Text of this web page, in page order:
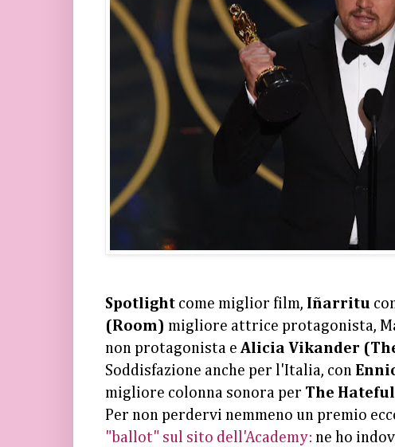
Spotlight come miglior film, Iñarritu
(Room) migliore attrice protagonista, M
non protagonista eAlicia Vikander
Soddisfazione anche per l'Italia, con
migliore colonna sonora per The
Per non perdervi nemmeno un premio
"ballot" sul sito dell'Academy: ne ho